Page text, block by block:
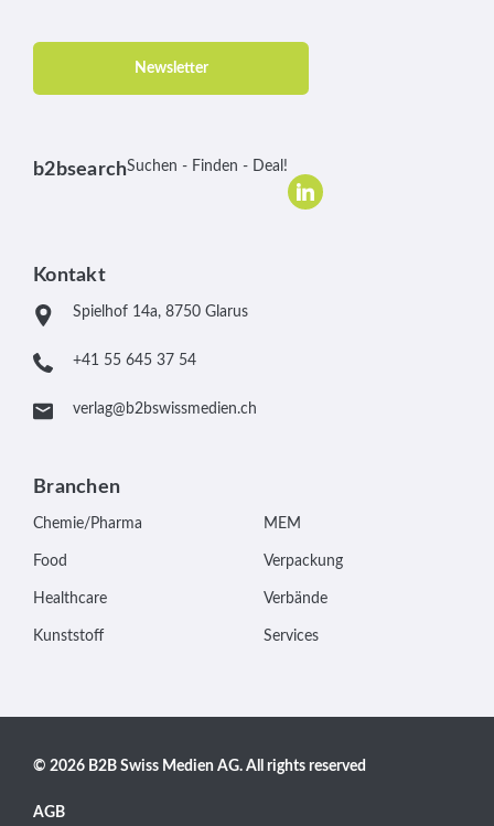
Newsletter
b2bsearchSuchen - Finden - Deal!
Kontakt
Spielhof 14a, 8750 Glarus
+41 55 645 37 54
verlag@b2bswissmedien.ch
Branchen
Chemie/Pharma
Food
Healthcare
Kunststoff
MEM
Verpackung
Verbände
Services
© 2026 B2B Swiss Medien AG. All rights reserved
AGB